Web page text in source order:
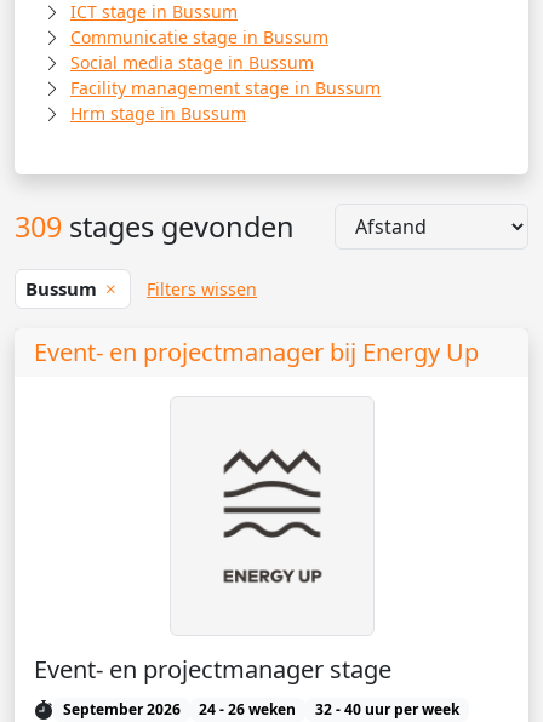
ICT stage in Bussum
Communicatie stage in Bussum
Social media stage in Bussum
Facility management stage in Bussum
Hrm stage in Bussum
309 stages gevonden
Bussum Filters wissen
Event- en projectmanager bij Energy Up
Event- en projectmanager stage
September 2026 24 - 26 weken
32 - 40 uur per week